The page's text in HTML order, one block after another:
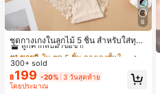
6
ชุดกางเกงในลูกไม้ 5 ชิ้น สำหรับใส่ทุกวั
น
#1 ขายดี
ลูกค้ากลับมาซื้อซ้ำ!
#1 ขายดี
ลูกค้ากลับมาซื้อซ้ำ!
#1 ขายดี
ลูกค้ากลับมาซื้อซ้ำ!
#1 ขายดี
ลูกค้ากลับมาซื้อซ้ำ!
300+ sold
฿199 -20% 3 วันสุดท้าย
โดยประมาณ